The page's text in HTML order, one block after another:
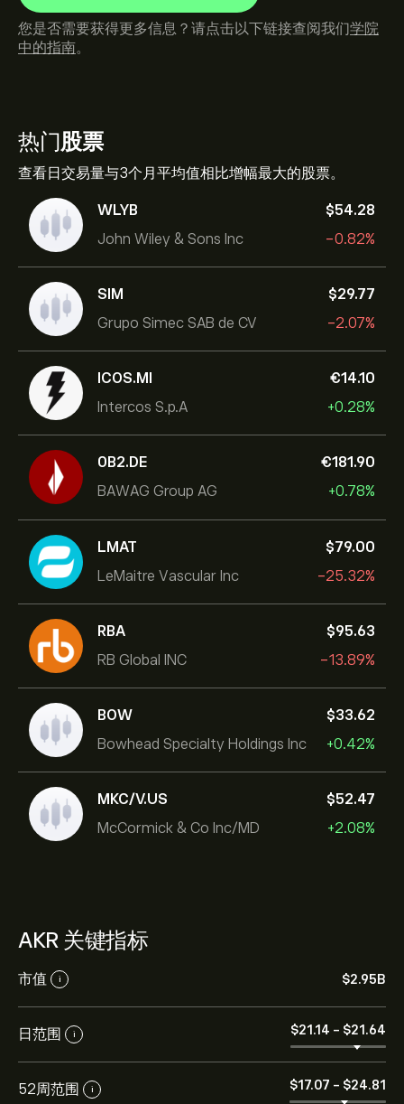
热门股票
查看日交易量与3个月平均值相比增幅最大的股票。
WLYB
John Wiley & Sons Inc
‎$‎54.28
-0.82%
SIM
Grupo Simec SAB de CV
‎$‎29.77
-2.07%
ICOS.MI
Intercos S.p.A
‎€‎14.10
+0.28%
0B2.DE
BAWAG Group AG
‎€‎181.90
+0.78%
LMAT
LeMaitre Vascular Inc
‎$‎79.00
-25.32%
RBA
RB Global INC
‎$‎95.63
-13.89%
BOW
Bowhead Specialty Holdings Inc
‎$‎33.62
+0.42%
MKC/V.US
McCormick & Co Inc/MD
‎$‎52.47
+2.08%
AKR 关键指标
市值 i ‎$‎2.95B
日范围 i ‎$‎21.14 - ‎$‎21.64
52周范围 i ‎$‎17.07 - ‎$‎24.81
您是否需要获得更多信息？请点击以下链接查阅我们学院
中的指南。